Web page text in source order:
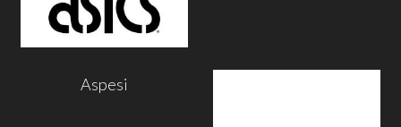
Aspesi